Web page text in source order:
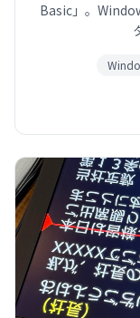
Basic」。